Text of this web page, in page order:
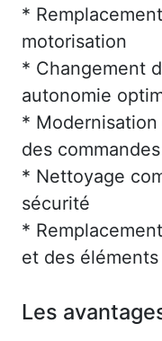
*
motorisation
* Changement
autonomie
*
des commandes
* Nettoyage
sécurité
*
et des
Les